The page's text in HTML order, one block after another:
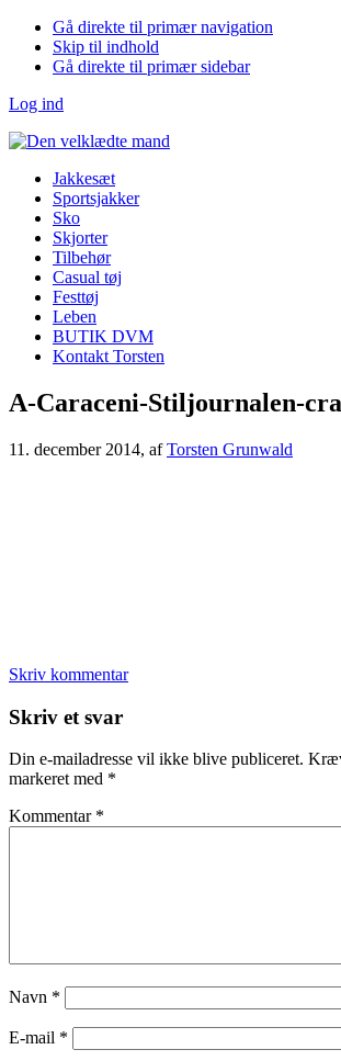
Gå direkte til primær navigation
Skip til indhold
Gå direkte til primær sidebar
Log ind
Jakkesæt
Sportsjakker
Sko
Skjorter
Tilbehør
Casual tøj
Festtøj
Leben
BUTIK DVM
Kontakt Torsten
A-Caraceni-Stiljournalen-
11. december 2014, afTorsten Grunwald
Skriv kommentar
Læserinteraktioner
Skriv et svar
Din e-mailadresse vil ikke blive publiceret.
markeret med *
Kommentar *
Navn *
E-mail *